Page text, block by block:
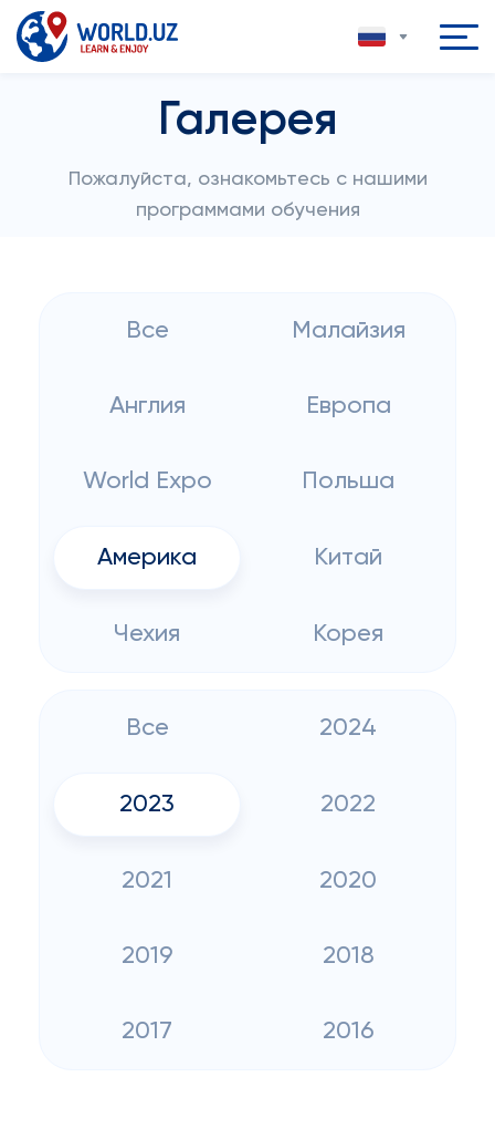
Галерея
Пожалуйста, ознакомьтесь с нашими
программами обучения
Все Малайзия
Англия Европа
World Expo Польша
Америка Китай
Чехия Корея
Все 2024
2023 2022
2021 2020
2019 2018
2017 2016